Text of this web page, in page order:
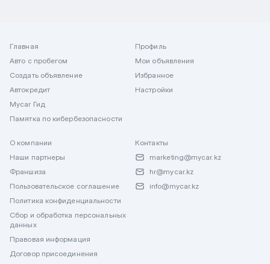
Главная
Авто с пробегом
Создать объявление
Автокредит
Mycar Гид
Памятка по кибербезопасности
Профиль
Мои объявления
Избранное
Настройки
О компании
Наши партнеры
Франшиза
Пользовательское соглашение
Политика конфиденциальности
Сбор и обработка персональных
данных
Правовая информация
Договор присоединения
Контакты
marketing@mycar.kz
hr@mycar.kz
info@mycar.kz